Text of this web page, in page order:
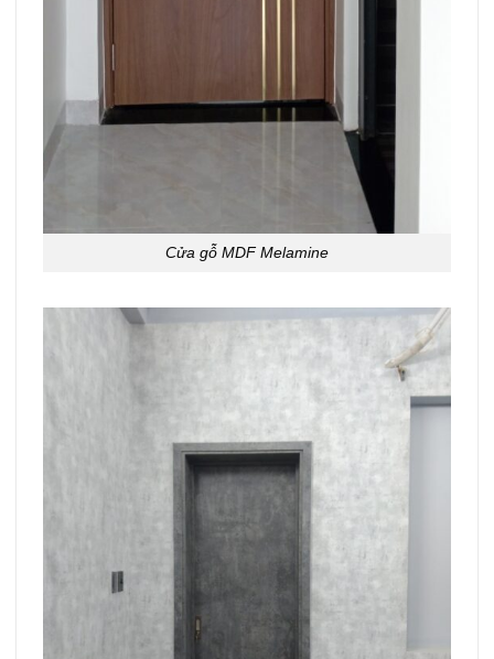
Cửa gỗ MDF Melamine